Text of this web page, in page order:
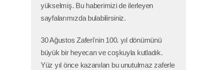
yükselmiş. Bu haberimizi de ilerleyen
sayfalarımızda bulabilirsiniz.
30 Ağustos Zaferi'nin 100. yıl dönümünü
büyük bir heyecan ve coşkuyla kutladık.
Yüz yıl önce kazanılan bu unutulmaz zaferle